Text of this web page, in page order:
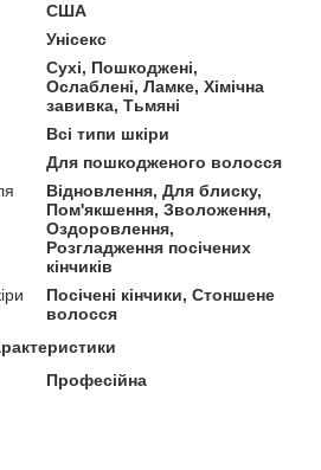
США
Унісекс
Сухі, Пошкоджені,
Ослаблені, Ламке, Хімічна
завивка, Тьмяні
Всі типи шкіри
Для пошкодженого волосся
Відновлення, Для блиску,
Пом'якшення, Зволоження,
Оздоровлення,
Розгладження посічених
кінчиків
Посічені кінчики, Стоншене
волосся
Професійна